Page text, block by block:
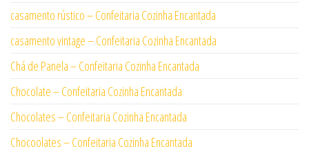
casamento rústico – Confeitaria Cozinha Encantada
casamento vintage – Confeitaria Cozinha Encantada
Chá de Panela – Confeitaria Cozinha Encantada
Chocolate – Confeitaria Cozinha Encantada
Chocolates – Confeitaria Cozinha Encantada
Chocoolates – Confeitaria Cozinha Encantada